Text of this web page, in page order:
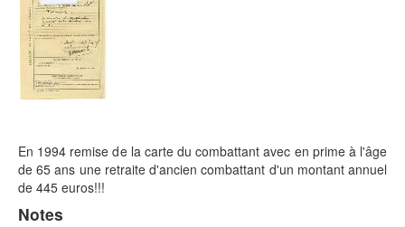
En 1994 remise de la carte du combattant avec en prime à l'âge
de 65 ans une retraite d'ancien combattant d'un montant annuel
de 445 euros!!!
Notes